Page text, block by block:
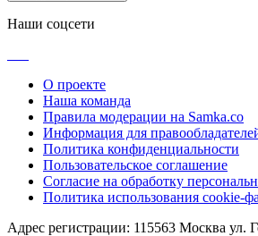
Наши соцсети
О проекте
Наша команда
Правила модерации на Samka.co
Информация для
Политика конфиденциальности
Пользовательское соглашение
Согласие на обработку
Политика использования cookie-
Адрес регистрации: 115563 Москва ул.